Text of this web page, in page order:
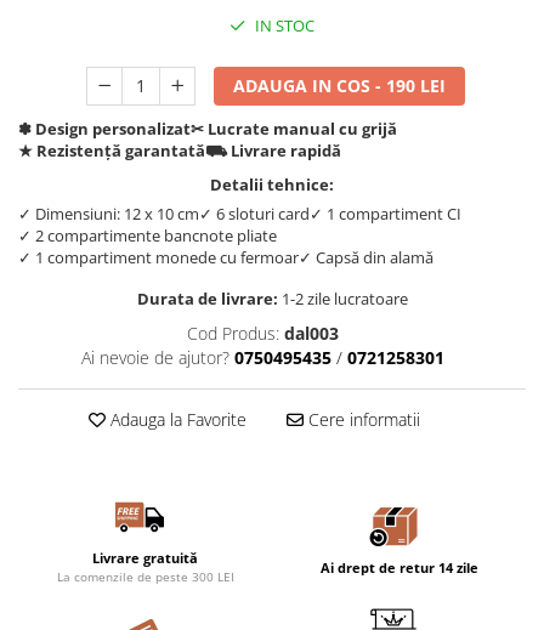
IN STOC
ADAUGA IN COS - 190 LEI
✽ Design personalizat✂︎ Lucrate manual cu grijă
★ Rezistență garantată⛟ Livrare rapidă
Detalii tehnice:
✓ Dimensiuni: 12 x 10 cm✓ 6 sloturi card✓ 1 compartiment CI
✓ 2 compartimente bancnote pliate
✓ 1 compartiment monede cu fermoar✓ Capsă din alamă
Durata de livrare: 1-2 zile lucratoare
Cod Produs: dal003
Ai nevoie de ajutor? 0750495435 / 0721258301
Adauga la Favorite Cere informatii
Livrare gratuită
La comenzile de peste 300 LEI
Ai drept de retur 14 zile